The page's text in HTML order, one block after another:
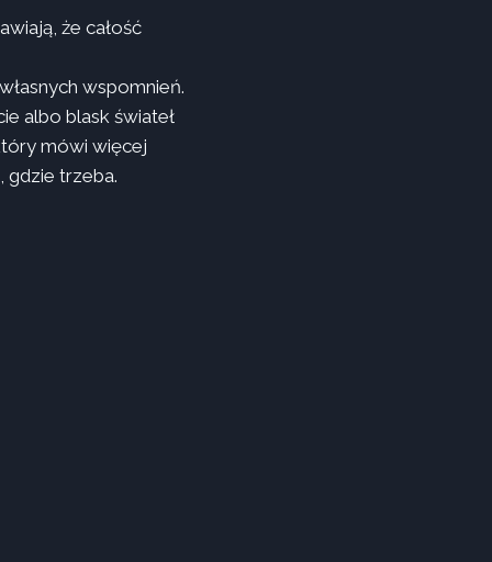
że całość
wspomnień.
albo blask świateł
mówi więcej
gdzie trzeba.